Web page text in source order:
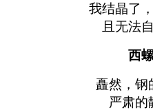
我结晶了
且无法
西
矗然，钢
严肃的